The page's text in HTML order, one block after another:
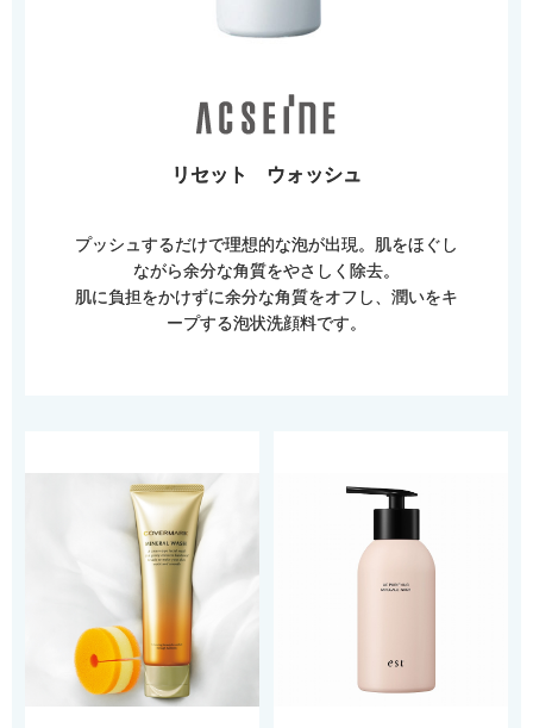
リセット ウォッシュ
プッシュするだけで理想的な泡が出現。肌をほぐし
ながら余分な角質をやさしく除去。
肌に負担をかけずに余分な角質をオフし、潤いをキ
ープする泡状洗顔料です。